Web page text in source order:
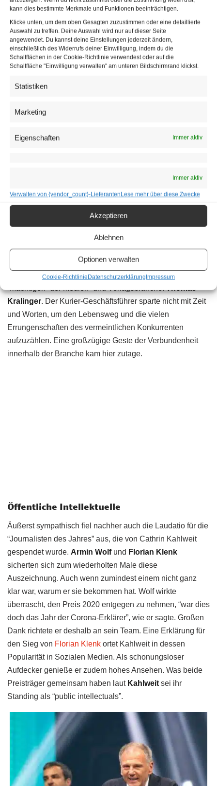
kann dies bestimmte Merkmale und Funktionen beeinträchtigen.
Klicke unten, um dem oben Gesagten zuzustimmen oder eine detaillierte
Auswahl zu treffen. Deine Auswahl wird nur auf dieser Seite
angewendet. Du kannst deine Einstellungen jederzeit ändern,
einschließlich des Widerrufs deiner Einwilligung, indem du die
Schaltflächen in der Cookie-Richtlinie verwendest oder auf die
Schaltfläche "Einwilligung verwalten" am unteren Bildschirmrand klickst.
Statistiken
Marketing
Eigenschaften Immer aktiv
Immer aktiv
Verwalten von {vendor_count}-LieferantenLese mehr über diese Zwecke
Akzeptieren
Ablehnen
Optionen verwalten
Cookie-RichtlinieDatenschutzerklärungImpressum
Lang, der das Publikum im Studio durch den Abend führte.
Da man die Preisträger zweier Jahrgänge ehren wollte,
war die Zeit naturgemäß knapp bemessen. Die Übergabe
durch die HerausgeberJohann OberauerundGeorg Taitl
geriet deshalb zu einem kurzen Vergnügen auf der großen
zu schwingen. Dem Gebot folgten beinahe alle Award-
Scheinwerferlicht verbringen und referierten recht
ZankelundGerfried Sperl
erfuhr man sodann einiges
Medienmanager am Wort
Die Medienmanager des Jahres 2020 und 2021 kommen
diesmal alle aus der Styria Media Group:
Markus Mair
Rainer Nowak und der Geschäftsführer des Styria
Medienhauses Wien, Herwig Langanger. Für den
“Oberboss” gab es eine lange Laudatio eines anderen
“Mächtigen” der Medien- und Verlagsbranche: Thomas
Kralinger. Der Kurier-Geschäftsführer sparte nicht mit Zeit
und Worten, um den Lebensweg und die vielen
Errungenschaften des vermeintlichen Konkurrenten
aufzuzählen. Eine großzügige Geste der Verbundenheit
innerhalb der Branche kam hier zutage.
Öffentliche Intellektuelle
Äußerst sympathisch fiel nachher auch die Laudatio für die
“Journalisten des Jahres” aus, die von Cathrin Kahlweit
gespendet wurde. Armin Wolf und Florian Klenk
sicherten sich zum wiederholten Male diese
Auszeichnung. Auch wenn zumindest einem nicht ganz
klar war, warum er sie bekommen hat. Wolf wirkte
überrascht, den Preis 2020 entgegen zu nehmen, “war dies
doch das Jahr der Corona-Erklärer”, wie er sagte. Großen
Dank richtete er deshalb an sein Team. Eine Erklärung für
den Sieg von Florian Klenk ortet Kahlweit in dessen
Popularität in Sozialen Medien. Als schonungsloser
Aufdecker genieße er zudem hohes Ansehen. Was beide
Preisträger gemeinsam haben laut Kahlweit sei ihr
Standing als “public intellectuals”.